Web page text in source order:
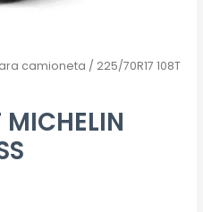
camioneta / 225/70R17 108T